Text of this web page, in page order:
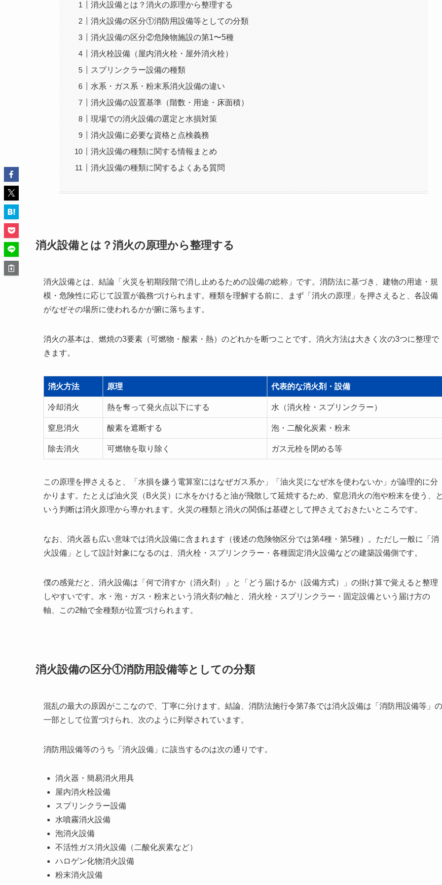
消火設備とは？消火の原理から整理する
消火設備の区分①消防用設備等としての分類
消火設備の区分②危険物施設の第1〜5種
消火栓設備（屋内消火栓・屋外消火栓）
スプリンクラー設備の種類
水系・ガス系・粉末系消火設備の違い
消火設備の設置基準（階数・用途・床面積）
現場での消火設備の選定と水損対策
消火設備に必要な資格と点検義務
消火設備の種類に関する情報まとめ
消火設備の種類に関するよくある質問
消火設備とは？消火の原理から整理する
消火設備とは、結論「火災を初期段階で消し止めるための設備の総称」です。消防法に基づき、建物の用途・規
模・危険性に応じて設置が義務づけられます。種類を理解する前に、まず「消火の原理」を押さえると、各設備
がなぜその場所に使われるかが腑に落ちます。
消火の基本は、燃焼の3要素（可燃物・酸素・熱）のどれかを断つことです。消火方法は大きく次の3つに整理で
きます。
消火方法 原理 代表的な消火剤・設備
冷却消火 熱を奪って発火点以下にする 水（消火栓・スプリンクラー）
窒息消火 酸素を遮断する 泡・二酸化炭素・粉末
除去消火 可燃物を取り除く ガス元栓を閉める等
この原理を押さえると、「水損を嫌う電算室にはなぜガス系か」「油火災になぜ水を使わないか」が論理的に分
かります。たとえば油火災（B火災）に水をかけると油が飛散して延焼するため、窒息消火の泡や粉末を使う、
いう判断は消火原理から導かれます。火災の種類と消火の関係は基礎として押さえておきたいところです。
なお、消火器も広い意味では消火設備に含まれます（後述の危険物区分では第4種・第5種）。ただし一般に「消
火設備」として設計対象になるのは、消火栓・スプリンクラー・各種固定消火設備などの建築設備側です。
僕の感覚だと、消火設備は「何で消すか（消火剤）」と「どう届けるか（設備方式）」の掛け算で覚えると整理
しやすいです。水・泡・ガス・粉末という消火剤の軸と、消火栓・スプリンクラー・固定設備という届け方の
軸、この2軸で全種類が位置づけられます。
消火設備の区分①消防用設備等としての分類
混乱の最大の原因がここなので、丁寧に分けます。結論、消防法施行令第7条では消火設備は「消防用設備等」の
一部として位置づけられ、次のように列挙されています。
消防用設備等のうち「消火設備」に該当するのは次の通りです。
消火器・簡易消火用具
屋内消火栓設備
スプリンクラー設備
水噴霧消火設備
泡消火設備
不活性ガス消火設備（二酸化炭素など）
ハロゲン化物消火設備
粉末消火設備